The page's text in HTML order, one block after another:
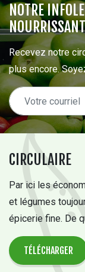
CIRCULAIRE
Par ici les
et légumes
épicerie fine. De
TÉLÉCHARGER
NOTRE
Recevez notre
plus encore.